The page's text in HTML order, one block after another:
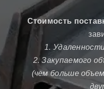
Стоимость
1.
2. Закупаемого
(чем больше